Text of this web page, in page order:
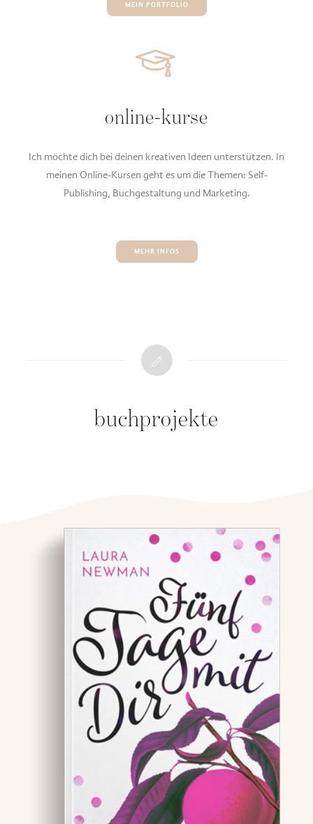
MEIN PORTFOLIO
online-kurse
Ich möchte dich bei deinen kreativen Ideen unterstützen. In
meinen Online-Kursen geht es um die Themen: Self-
Publishing, Buchgestaltung und Marketing.
MEHR INFOS
buchprojekte